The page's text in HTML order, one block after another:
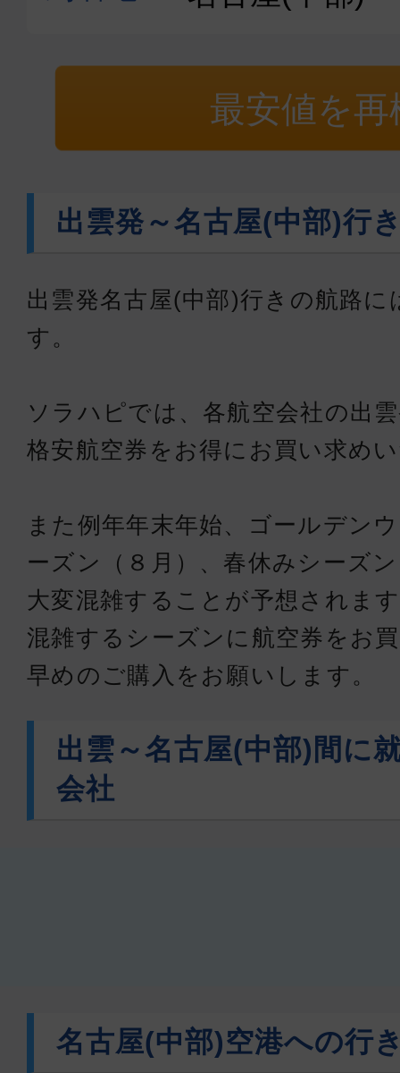
最安値を再
出雲発～名古屋(中部)行
出雲発名古屋(中部)行きの航路
す。
ソラハピでは、各航空会社の出
格安航空券をお得にお買い求め
また例年年末年始、ゴールデン
ーズン（８月）、春休みシーズ
大変混雑することが予想されま
混雑するシーズンに航空券をお
早めのご購入をお願いします。
出雲～名古屋(中部)間に
会社
名古屋(中部)空港への行